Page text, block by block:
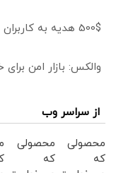
500$ هدیه به کاربران جدید،ثبت نام کن
والکس: بازار امن
از سراسر وب
محصولی
که
محصولی
که